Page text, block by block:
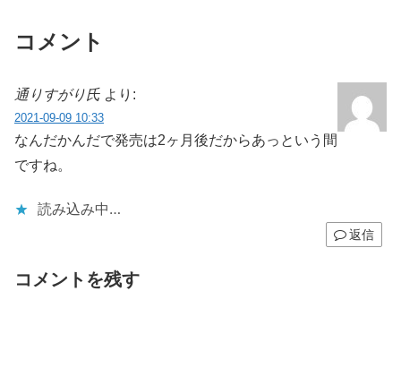
コメント
通りすがり氏 より:
2021-09-09 10:33
なんだかんだで発売は2ヶ月後だからあっという間
ですね。
読み込み中…
返信
コメントを残す